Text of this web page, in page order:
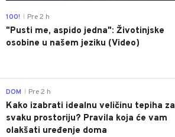
100! Pre 2 h
"Pusti me, aspido jedna": Životinjske
osobine u našem jeziku (Video)
DOM Pre 2 h
Kako izabrati idealnu veličinu tepiha za
svaku prostoriju? Pravila koja će vam
olakšati uređenje doma